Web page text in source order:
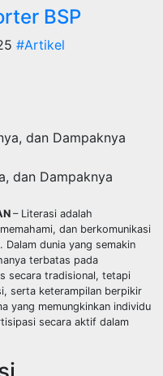
BSP
#Artikel
dan Dampaknya
– Literasi adalah
dan berkomunikasi
dunia yang semakin
terbatas pada
secara tradisional, tetapi
serta keterampilan berpikir
yang memungkinkan individu
secara aktif dalam